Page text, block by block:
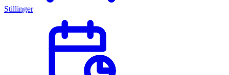
Stillinger